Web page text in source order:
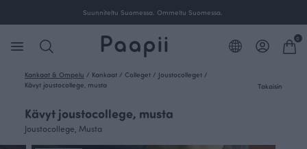
Ilmainen toimitus yli 100 € tilauksille Suomessa.
0
Kankaat & Ompelu / Kankaat / Colleget / Joustocolleget /
Kävyt joustocollege, musta
Takaisin
Kävyt joustocollege, musta
Joustocollege, Musta